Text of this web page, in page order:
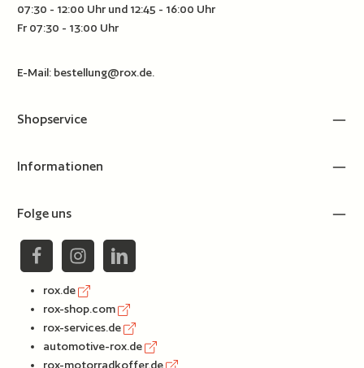
07:30 - 12:00 Uhr und 12:45 - 16:00 Uhr
Fr 07:30 - 13:00 Uhr
E-Mail: bestellung@rox.de.
Shopservice
Informationen
Folge uns
rox.de
rox-shop.com
rox-services.de
automotive-rox.de
rox-motorradkoffer.de